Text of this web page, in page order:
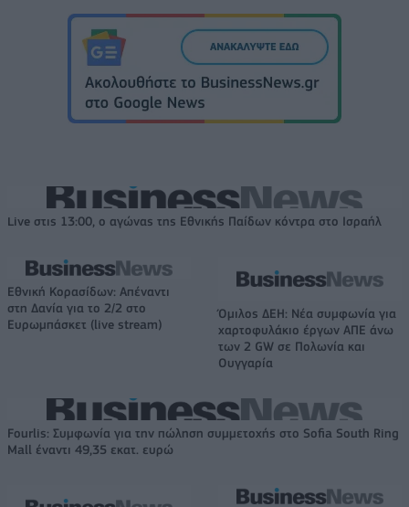
Live στις 13:00, ο αγώνας της Εθνικής Παίδων κόντρα στο Ισραήλ
Εθνική Κορασίδων: Απέναντι
στη Δανία για το 2/2 στο
Ευρωμπάσκετ (live stream)
Όμιλος ΔΕΗ: Νέα συμφωνία για
χαρτοφυλάκιο έργων ΑΠΕ άνω
των 2 GW σε Πολωνία και
Ουγγαρία
Fourlis: Συμφωνία για την πώληση συμμετοχής στο Sofia South Ring
Mall έναντι 49,35 εκατ. ευρώ